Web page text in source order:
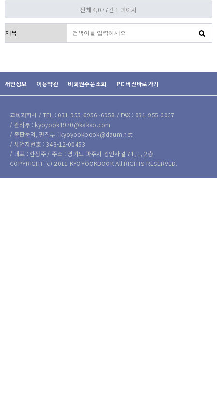
전체 4,077건 1 페이지
개인정보 이용약관 비회원주문조회 PC 버전바로가기
교육과학사 / TEL : 031-955-6956~6958 / FAX : 031-955-6037
/ 관리부 : kyoyook1970@kakao.com
/ 출판문의, 편집부 : kyoyookbook@daum.net
/ 사업자번호 : 348-12-00453
/ 대표 : 한정주 / 주소 : 경기도 파주시 광인사길 71, 1, 2층
COPYRIGHT (c) 2011 KYOYOOKBOOK All RIGHTS RESERVED.